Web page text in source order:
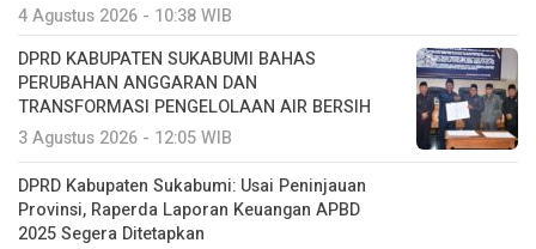
4 Agustus 2026 - 10:38 WIB
DPRD KABUPATEN SUKABUMI BAHAS
PERUBAHAN ANGGARAN DAN
TRANSFORMASI PENGELOLAAN AIR BERSIH
3 Agustus 2026 - 12:05 WIB
DPRD Kabupaten Sukabumi: Usai Peninjauan
Provinsi, Raperda Laporan Keuangan APBD
2025 Segera Ditetapkan